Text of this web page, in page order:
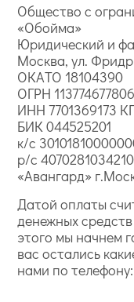
Общество с
«Обойма»
Юридический и
Москва, ул.
ОКАТО 18104390
ОГРН
ИНН 7701369173
БИК 044525201
к/с
р/с
«Авангард»
Датой оплаты
денежных
этого мы начнем
вас остались
нами по телефону: